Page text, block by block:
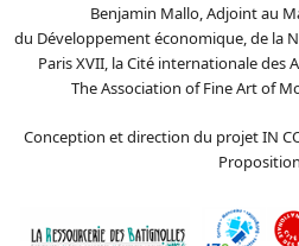
Benjamin Mallo, Adjoint au
du Développement économique, de la
Paris XVII, la Cité internationale des
The Association of Fine Art of
Conception et direction du projet IN